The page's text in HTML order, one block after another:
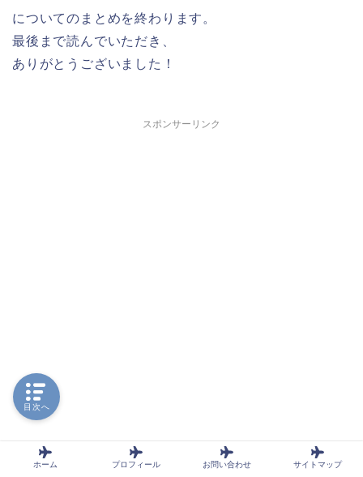
についてのまとめを終わります。
最後まで読んでいただき、
ありがとうございました！
スポンサーリンク
ホーム プロフィール お問い合わせ サイトマップ
目次へ